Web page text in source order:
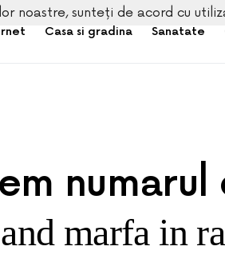
Casa si gradina Sanatate
numarul
marfa in
noastre, sunteți de acord cu